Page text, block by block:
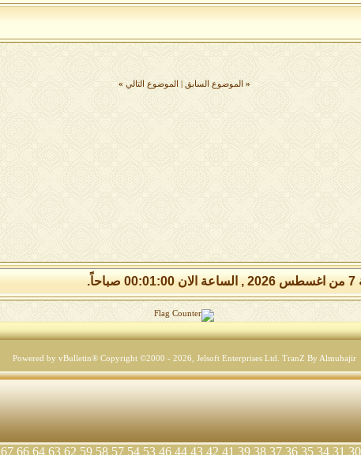
« الموضوع السابق الموضوع التالي »
Powered by vBulletin® Copyright ©2000 - 2026, Jelsoft Enterprises Ltd. TranZ By Almuhajir
30
31
34
35
36
37
38
39
41
42
43
44
46
53
54
57
58
59
62
63
64
66
67